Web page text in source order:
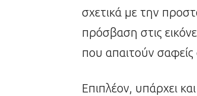
σχετικά με την
πρόσβαση στις
που απαιτούν σαφείς
Επιπλέον, υπάρχει